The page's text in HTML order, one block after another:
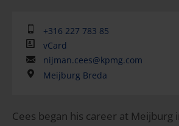
+316 227 783 85
vCard
nijman.cees@kpmg.com
Meijburg Breda
Cees began his career at Meijburg